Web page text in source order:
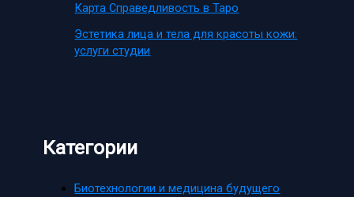
Карта Справедливость в Таро
Эстетика лица и тела для красоты кожи:
услуги студии
Категории
Биотехнологии и медицина будущего